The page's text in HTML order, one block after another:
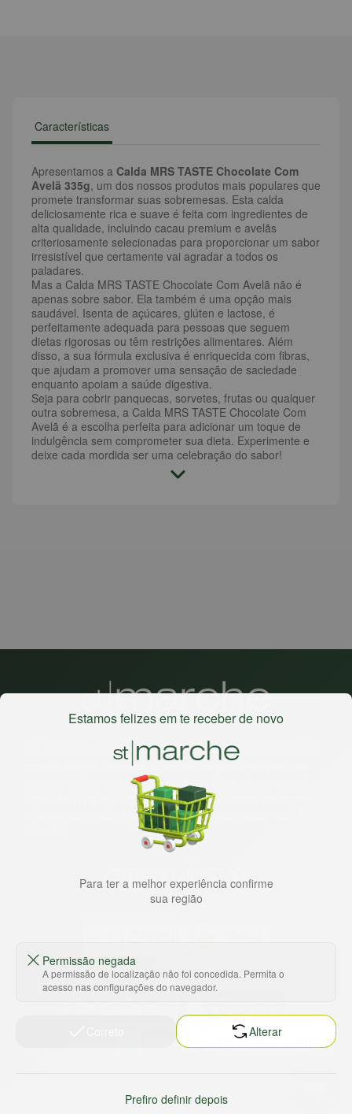
Características
Apresentamos a Calda MRS TASTE Chocolate Com
Avelã 335g, um dos nossos produtos mais populares que
promete transformar suas sobremesas. Esta calda
deliciosamente rica e suave é feita com ingredientes de
alta qualidade, incluindo cacau premium e avelãs
criteriosamente selecionadas para proporcionar um sabor
irresistível que certamente vai agradar a todos os
paladares.
Mas a Calda MRS TASTE Chocolate Com Avelã não é
apenas sobre sabor. Ela também é uma opção mais
saudável. Isenta de açúcares, glúten e lactose, é
perfeitamente adequada para pessoas que seguem
dietas rigorosas ou têm restrições alimentares. Além
disso, a sua fórmula exclusiva é enriquecida com fibras,
que ajudam a promover uma sensação de saciedade
enquanto apoiam a saúde digestiva.
Seja para cobrir panquecas, sorvetes, frutas ou qualquer
outra sobremesa, a Calda MRS TASTE Chocolate Com
Avelã é a escolha perfeita para adicionar um toque de
indulgência sem comprometer sua dieta. Experimente e
deixe cada mordida ser uma celebração do sabor!
Há mais de 22 anos, o St. Marche busca oferecer a melhor
experiência de compras, a preços competitivos, pra você
comprar tudo o que precisa para seu dia a dia em um só
lugar. Além da loja online temos 31 lojas físicas na capital,
Grande São Paulo, litoral e interior de São Paulo. Vem ser
Sobre e contato Termos e políticas
Baixe nosso app
Estamos felizes em te receber de novo
Para ter a melhor experiência confirme
sua região
Permissão negada
A permissão de localização não foi concedida. Permita o
acesso nas configurações do navegador.
Alterar
Prefiro definir depois